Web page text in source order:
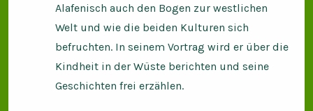
Alafenisch auch den Bogen zur westlichen
Welt und wie die beiden Kulturen sich
befruchten. In seinem Vortrag wird er über die
Kindheit in der Wüste berichten und seine
Geschichten frei erzählen.